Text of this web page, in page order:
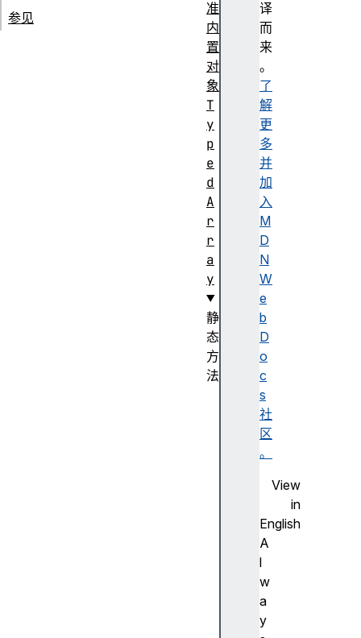
译
而
来
。
了
解
更
多
并
加
入
M
D
N
W
e
b
D
o
c
s
社
区
。
View
in
English
A
l
w
a
y
参见
准
内
置
对
象
T
y
p
e
d
A
r
r
a
y
静
态
方
法